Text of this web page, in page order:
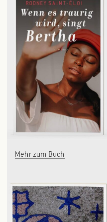
Mehr zum Buch